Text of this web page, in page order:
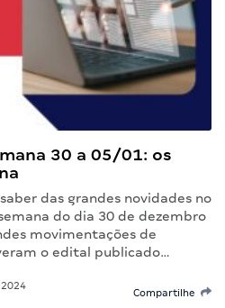
30 a 05/01: os
das grandes novidades no
do dia 30 de dezembro
movimentações de
o edital publicado…
Compartilhe